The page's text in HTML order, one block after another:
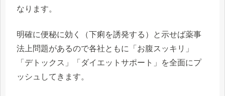
なります。
明確に便秘に効く（下痢を誘発する）と示せば薬事
法上問題があるので各社ともに「お腹スッキリ」
「デトックス」「ダイエットサポート」を全面にプ
ッシュしてきます。